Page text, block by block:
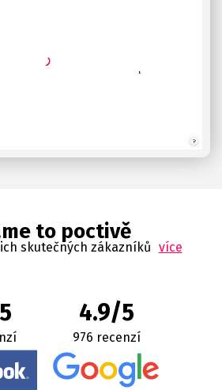
to poctivě
skutečných zákazníků více
4.9/5
976 recenzí